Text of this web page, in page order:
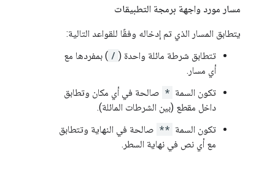
مسار مورد واجهة برمجة التطبيقات
يتطابق المسار الذي تم إدخاله وفقًا للقواعد التالية:
تتطابق شرطة مائلة واحدة ( / ) بمفردها مع
أي مسار.
تكون السمة * صالحة في أي مكان وتطابق
داخل مقطع (بين الشرطات المائلة).
تكون السمة ** صالحة في النهاية وتتطابق
مع أي نص في نهاية السطر.